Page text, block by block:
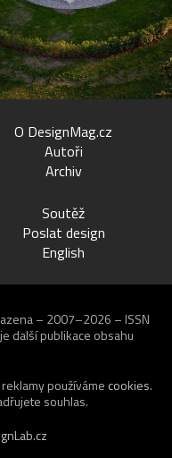
O DesignMag.cz
Autoři
Archiv
Soutěž
Poslat design
English
– 2007–2026 – ISSN
další publikace obsahu
používáme cookies.
souhlas.